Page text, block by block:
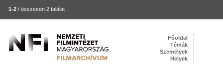
1-2 / összesen 2 találat
Főoldal
Témák
Személyek
Helyek